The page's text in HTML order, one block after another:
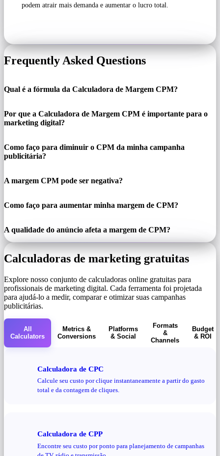
podem atrair mais demanda e aumentar o lucro total.
Frequently Asked Questions
Qual é a fórmula da Calculadora de Margem CPM?
Por que a Calculadora de Margem CPM é importante para o
marketing digital?
Como faço para diminuir o CPM da minha campanha
publicitária?
A margem CPM pode ser negativa?
Como faço para aumentar minha margem de CPM?
A qualidade do anúncio afeta a margem de CPM?
Calculadoras de marketing gratuitas
Explore nosso conjunto de calculadoras online gratuitas para
profissionais de marketing digital. Cada ferramenta foi projetada
para ajudá-lo a medir, comparar e otimizar suas campanhas
publicitárias.
All
Calculators
Metrics &
Conversions
Platforms
& Social
Formats
&
Channels
Budget
& ROI
Calculadora de CPC
Calcule seu custo por clique instantaneamente a partir do gasto
total e da contagem de cliques.
Calculadora de CPP
Encontre seu custo por ponto para planejamento de campanhas